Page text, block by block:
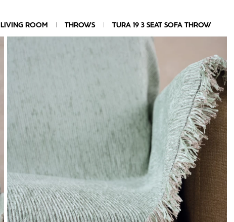
LIVING ROOM THROWS TURA 19 3 SEAT SOFA THROW